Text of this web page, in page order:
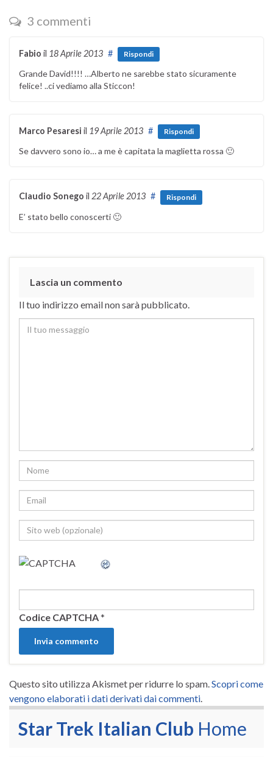
3 commenti
Fabio il 18 Aprile 2013 # Rispondi
Grande David!!!! …Alberto ne sarebbe stato sicuramente
felice! ..ci vediamo alla Sticcon!
Marco Pesaresi il 19 Aprile 2013 # Rispondi
Se davvero sono io… a me è capitata la maglietta rossa 🙂
Claudio Sonego il 22 Aprile 2013 # Rispondi
E’ stato bello conoscerti 🙂
Lascia un commento
Il tuo indirizzo email non sarà pubblicato.
Codice CAPTCHA*
Questo sito utilizza Akismet per ridurre lo spam. Scopri come
vengono elaborati i dati derivati dai commenti
Star Trek Italian Club Home